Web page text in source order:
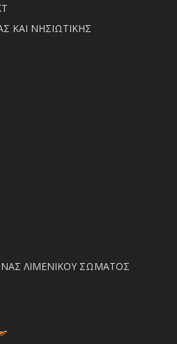
ΚΑΙ ΝΗΣΙΩΤΙΚΗΣ
ΛΙΜΕΝΙΚΟΥ ΣΩΜΑΤΟΣ